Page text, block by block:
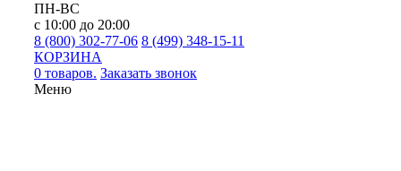
ПН-ВС
с 10:00 до 20:00
8 (800) 302-77-06 8 (499) 348-15-11
КОРЗИНА
0 товаров. Заказать звонок
Меню